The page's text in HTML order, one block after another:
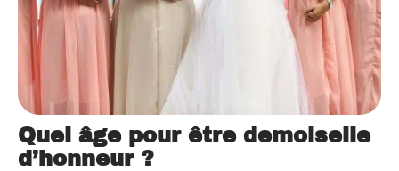
Quel âge pour être demoiselle
d’honneur ?